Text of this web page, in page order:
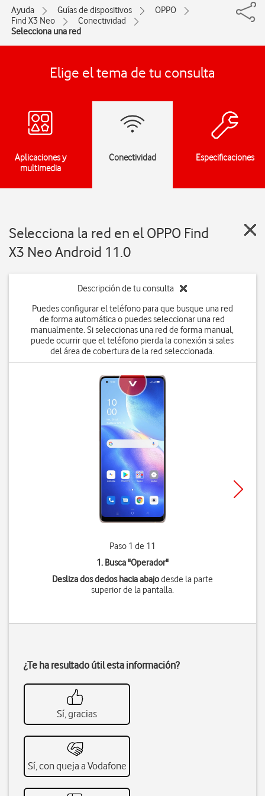
Ayuda Guías de dispositivos
OPPO
Find X3 Neo
Conectividad
Selecciona una red
Elige el tema de tu consulta
Aplicaciones y
multimedia
Conectividad Especificaciones
Selecciona la red en el OPPO Find
X3 Neo Android 11.0
Descripción de tu consulta
Puedes configurar el teléfono para que busque una red
de forma automática o puedes seleccionar una red
manualmente. Si seleccionas una red de forma manual,
puede ocurrir que el teléfono pierda la conexión si sales
del área de cobertura de la red seleccionada.
Paso 1 de 11
1. Busca "Operador"
Desliza dos dedos hacia abajodesde la parte
superior de la pantalla.
¿Te ha resultado útil esta información?
Sí, gracias
Sí, con queja a Vodafone